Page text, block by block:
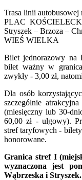
Trasa linii autobusowej
PLAC
Stryszek – Brzoza –
WIEŚ WIELKA
Bilet jednorazowy na
bilet ważny w
zwykły - 3,00 zł,
Dla osób
szczególnie
(miesięczny lub 30-
60,00 zł - ulgowy).
stref taryfowych -
honorowane.
Granica stref I
wyznaczona jest
Wąbrzeska i Stryszek.